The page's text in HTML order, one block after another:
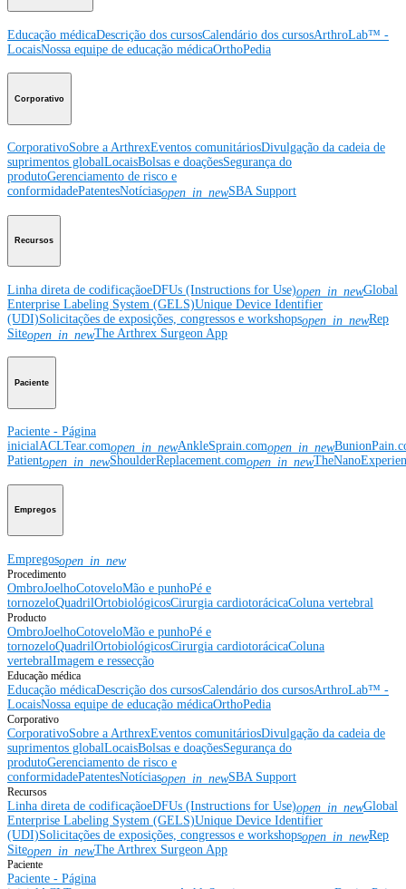
Educação médicaDescrição dos cursosCalendário dos cursosArthroLab™ -
LocaisNossa equipe de educação médicaOrthoPedia
Corporativo
CorporativoSobre a ArthrexEventos comunitáriosDivulgação da cadeia de
suprimentos globalLocaisBolsas e doaçõesSegurança do
produtoGerenciamento de risco e
conformidadePatentesNotíciasopen_in_newSBA Support
Recursos
Linha direta de codificaçãoeDFUs (Instructions for Use)open_in_newGlobal
Enterprise Labeling System (GELS)Unique Device Identifier
(UDI)Solicitações de exposições, congressos e workshopsopen_in_newRep
Siteopen_in_newThe Arthrex Surgeon App
Paciente
Paciente - Página
inicialACLTear.comopen_in_newAnkleSprain.comopen_in_new
Patientopen_in_newShoulderReplacement.comopen_in_new
Empregos
Empregosopen_in_new
Procedimento
OmbroJoelhoCotoveloMão e punhoPé e
tornozeloQuadrilOrtobiológicosCirurgia cardiotorácicaColuna vertebral
Producto
OmbroJoelhoCotoveloMão e punhoPé e
tornozeloQuadrilOrtobiológicosCirurgia cardiotorácicaColuna
vertebralImagem e ressecção
Educação médica
Educação médicaDescrição dos cursosCalendário dos cursosArthroLab™ -
LocaisNossa equipe de educação médicaOrthoPedia
Corporativo
CorporativoSobre a ArthrexEventos comunitáriosDivulgação da cadeia de
suprimentos globalLocaisBolsas e doaçõesSegurança do
produtoGerenciamento de risco e
conformidadePatentesNotíciasopen_in_newSBA Support
Recursos
Linha direta de codificaçãoeDFUs (Instructions for Use)open_in_newGlobal
Enterprise Labeling System (GELS)Unique Device Identifier
(UDI)Solicitações de exposições, congressos e workshopsopen_in_newRep
Siteopen_in_newThe Arthrex Surgeon App
Paciente
Paciente - Página